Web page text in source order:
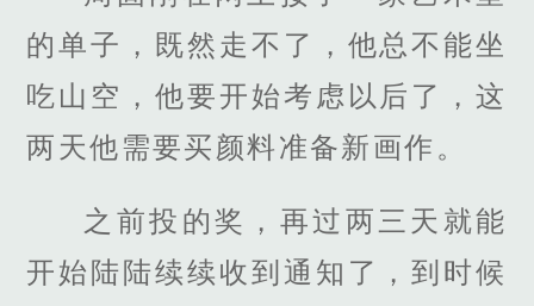
的单子，既然走不了，他总不能坐
吃山空，他要开始考虑以后了，这
两天他需要买颜料准备新画作。
之前投的奖，再过两三天就能
开始陆陆续续收到通知了，到时候